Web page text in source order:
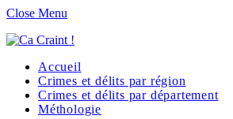
Close Menu
Accueil
Crimes et délits par région
Crimes et délits par département
Méthologie